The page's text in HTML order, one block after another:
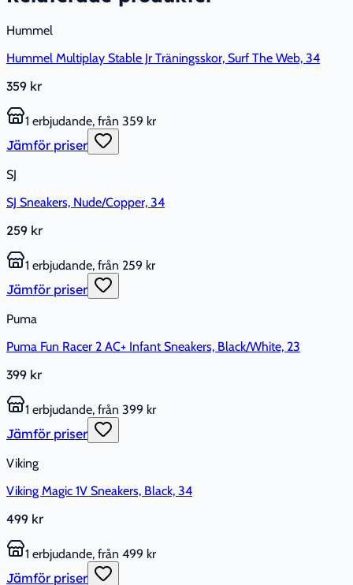
Hummel
Hummel Multiplay Stable Jr Träningsskor, Surf The Web, 34
359 kr
1 erbjudande, från 359 kr
Jämför priser
SJ
SJ Sneakers, Nude/Copper, 34
259 kr
1 erbjudande, från 259 kr
Jämför priser
Puma
Puma Fun Racer 2 AC+ Infant Sneakers, Black/White, 23
399 kr
1 erbjudande, från 399 kr
Jämför priser
Viking
Viking Magic 1V Sneakers, Black, 34
499 kr
1 erbjudande, från 499 kr
Jämför priser